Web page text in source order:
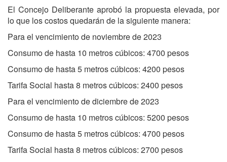
El Concejo Deliberante aprobó la propuesta elevada, por
lo que los costos quedarán de la siguiente manera:
Para el vencimiento de noviembre de 2023
Consumo de hasta 10 metros cúbicos: 4700 pesos
Consumo de hasta 5 metros cúbicos: 4200 pesos
Tarifa Social hasta 8 metros cúbicos: 2400 pesos
Para el vencimiento de diciembre de 2023
Consumo de hasta 10 metros cúbicos: 5200 pesos
Consumo de hasta 5 metros cúbicos: 4700 pesos
Tarifa Social hasta 8 metros cúbicos: 2700 pesos